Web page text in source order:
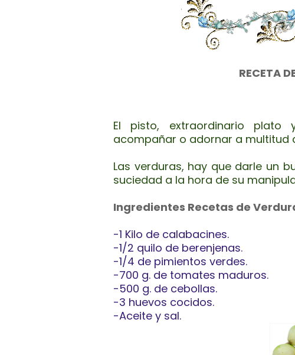
RECETA
El pisto, extraordinario
acompañar o adornar a multitud
Las verduras, hay que darle un
suciedad a la hora de su
Ingredientes Recetas de
-1 Kilo de calabacines.
-1/2 quilo de berenjenas.
-1/4 de pimientos verdes.
-700 g. de tomates maduros.
-500 g. de cebollas.
-3 huevos cocidos.
-Aceite y sal.